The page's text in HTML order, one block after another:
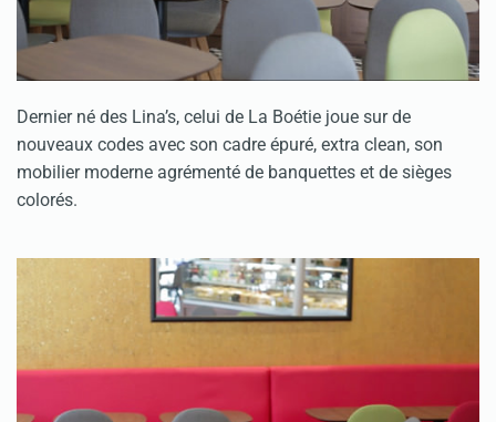
Dernier né des Lina’s, celui de La Boétie joue sur de
nouveaux codes avec son cadre épuré, extra clean, son
mobilier moderne agrémenté de banquettes et de sièges
colorés.